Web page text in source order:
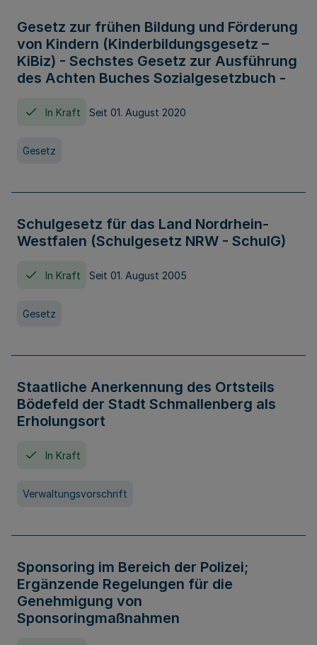
Gesetz zur frühen Bildung und Förderung
von Kindern (Kinderbildungsgesetz –
KiBiz) - Sechstes Gesetz zur Ausführung
des Achten Buches Sozialgesetzbuch -
In Kraft Seit 01. August 2020
Gesetz
Schulgesetz für das Land Nordrhein-
Westfalen (Schulgesetz NRW - SchulG)
In Kraft Seit 01. August 2005
Gesetz
Staatliche Anerkennung des Ortsteils
Bödefeld der Stadt Schmallenberg als
Erholungsort
In Kraft
Verwaltungsvorschrift
Sponsoring im Bereich der Polizei;
Ergänzende Regelungen für die
Genehmigung von
Sponsoringmaßnahmen